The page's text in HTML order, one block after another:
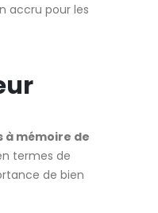
accru pour les
à mémoire de
termes de
de bien